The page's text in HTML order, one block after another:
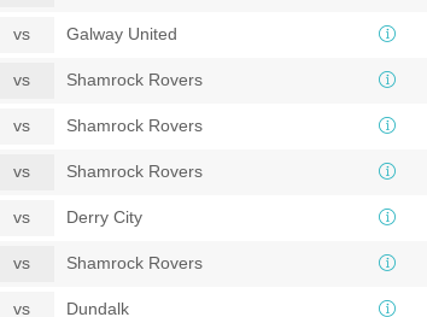
vs Galway United
vs Shamrock Rovers
vs Shamrock Rovers
vs Shamrock Rovers
vs Derry City
vs Shamrock Rovers
vs Dundalk